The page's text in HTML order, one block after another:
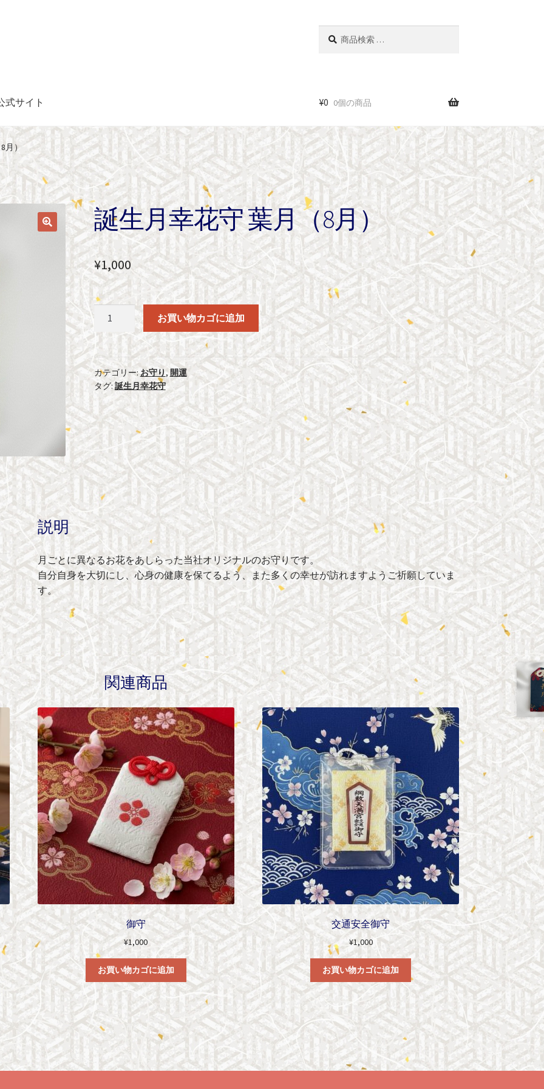
式サイト ¥0 0個の商品
月）
誕生月幸花守 葉月（8月）
¥1,000
生
月
幸
花
守
月
（8
月）
個
お買い物カゴに追加
カテゴリー:お守り, 開運
タグ: 誕生月幸花守
説明
月ごとに異なるお花をあしらった当社オリジナルのお守りです。
自分自身を大切にし、心身の健康を保てるよう、また多くの幸せが訪れますようご祈願していま
す。
関連商品
御守
¥1,000
お買い物カゴに追加
交通安全御守
¥1,000
お買い物カゴに追加